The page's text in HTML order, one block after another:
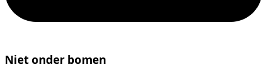
Niet onder bomen